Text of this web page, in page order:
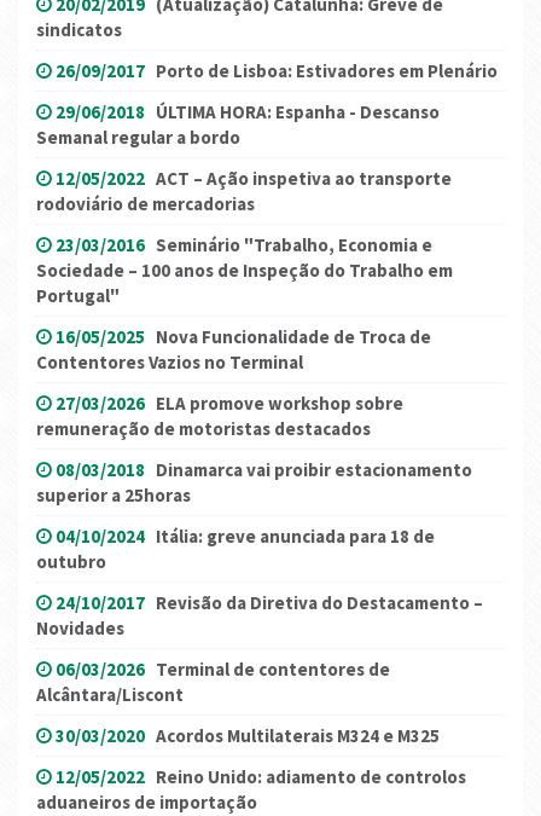
sindicatos
26/09/2017 Porto de Lisboa: Estivadores em Plenário
29/06/2018 ÚLTIMA HORA: Espanha - Descanso
Semanal regular a bordo
12/05/2022 ACT – Ação inspetiva ao transporte
rodoviário de mercadorias
23/03/2016 Seminário "Trabalho, Economia e
Sociedade – 100 anos de Inspeção do Trabalho em
Portugal"
16/05/2025 Nova Funcionalidade de Troca de
Contentores Vazios no Terminal
27/03/2026 ELA promove workshop sobre
remuneração de motoristas destacados
08/03/2018 Dinamarca vai proibir estacionamento
superior a 25horas
04/10/2024 Itália: greve anunciada para 18 de
outubro
24/10/2017 Revisão da Diretiva do Destacamento –
Novidades
06/03/2026 Terminal de contentores de
Alcântara/Liscont
30/03/2020 Acordos Multilaterais M324 e M325
12/05/2022 Reino Unido: adiamento de controlos
aduaneiros de importação